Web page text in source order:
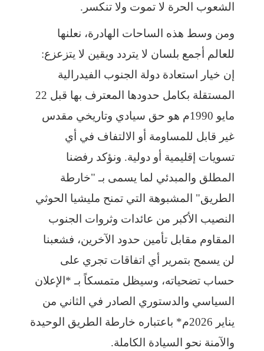
الشعوب الحرة لا تموت ولا تنكسر.
ومن وسط هذه الساحات الهادرة، نعلنها
للعالم أجمع بلسان لا يتردد ويقين لا يتزعزع:
إن خيار استعادة دولة الجنوب الفيدرالية
المستقلة بكامل حدودها المعترف بها قبل 22
مايو 1990م هو حق سيادي وتاريخي مقدس
غير قابل للمساومة أو الالتفاف في أي
تسويات إقليمية أو دولية. ونؤكد رفضنا
المطلق والمبدئي لما يسمى بـ "خارطة
الطريق" المشبوهة التي تمنح مليشيا الحوثي
النصيب الأكبر من عائدات وثروات الجنوب
المقاوم مقابل تأمين حدود الآخرين، فشعبنا
لن يسمح بتمرير أي اتفاقات تجري على
حساب تضحياته، وسيظل متمسكاً بـ *الإعلان
السياسي والدستوري الصادر في الثاني من
يناير 2026م* باعتباره خارطة الطريق الوحيدة
والآمنة نحو السيادة الكاملة.